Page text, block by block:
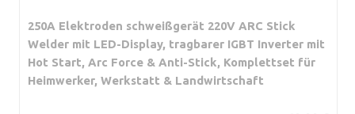
250A Elektroden schweißgerät 220V ARC Stick
Welder mit LED-Display, tragbarer IGBT Inverter mit
Hot Start, Arc Force & Anti-Stick, Komplettset für
Heimwerker, Werkstatt & Landwirtschaft